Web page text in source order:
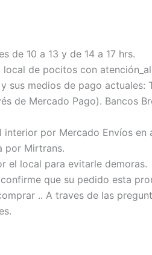
de 10 a 13 y de 14 a 17 hrs.
de pocitos con
sus medios de pago
de Mercado Pago). Bancos
por Mercado Envíos en
por Mirtrans.
el local para evitarle demoras.
que su pedido esta
.. A traves de las